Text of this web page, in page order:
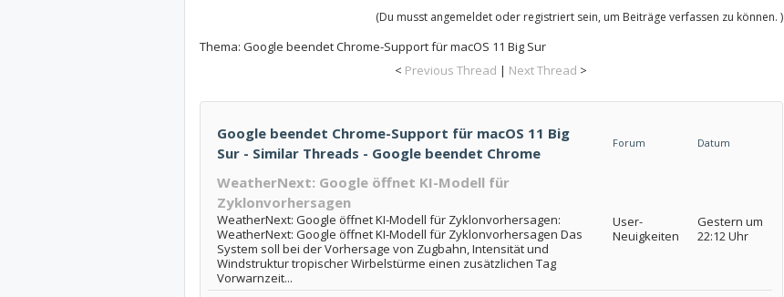
(Du musst angemeldet oder registriert sein, um Beiträge verfassen zu können. )
Thema: Google beendet Chrome-Support für macOS 11 Big Sur
< Previous Thread | Next Thread >
Google beendet Chrome-Support für macOS 11 Big
Sur - Similar Threads - Google beendet Chrome
Forum Datum
WeatherNext: Google öffnet KI-Modell für
Zyklonvorhersagen
WeatherNext: Google öffnet KI-Modell für Zyklonvorhersagen:
WeatherNext: Google öffnet KI-Modell für Zyklonvorhersagen Das
System soll bei der Vorhersage von Zugbahn, Intensität und
Windstruktur tropischer Wirbelstürme einen zusätzlichen Tag
Vorwarnzeit...
User-
Neuigkeiten
Gestern um
22:12 Uhr